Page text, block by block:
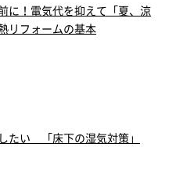
に！電気代を抑えて「夏、涼
リフォームの基本
たい 「床下の湿気対策」